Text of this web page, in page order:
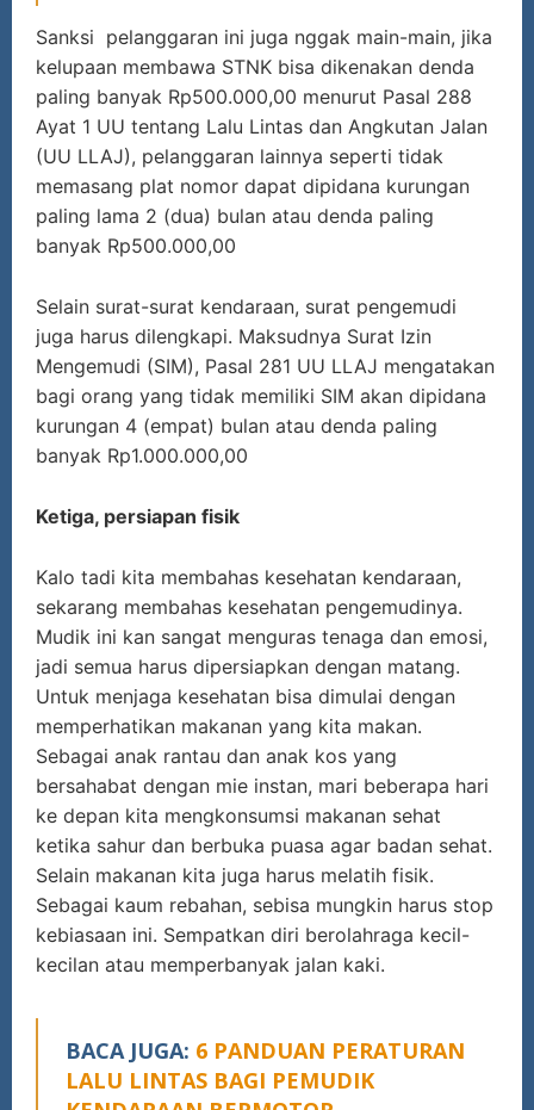
Sanksi pelanggaran ini juga nggak main-main, jika
kelupaan membawa STNK bisa dikenakan denda
paling banyak Rp500.000,00 menurut Pasal 288
Ayat 1 UU tentang Lalu Lintas dan Angkutan Jalan
(UU LLAJ), pelanggaran lainnya seperti tidak
memasang plat nomor dapat dipidana kurungan
paling lama 2 (dua) bulan atau denda paling
banyak Rp500.000,00
Selain surat-surat kendaraan, surat pengemudi
juga harus dilengkapi. Maksudnya Surat Izin
Mengemudi (SIM), Pasal 281 UU LLAJ mengatakan
bagi orang yang tidak memiliki SIM akan dipidana
kurungan 4 (empat) bulan atau denda paling
banyak Rp1.000.000,00
Ketiga, persiapan fisik
Kalo tadi kita membahas kesehatan kendaraan,
sekarang membahas kesehatan pengemudinya.
Mudik ini kan sangat menguras tenaga dan emosi,
jadi semua harus dipersiapkan dengan matang.
Untuk menjaga kesehatan bisa dimulai dengan
memperhatikan makanan yang kita makan.
Sebagai anak rantau dan anak kos yang
bersahabat dengan mie instan, mari beberapa hari
ke depan kita mengkonsumsi makanan sehat
ketika sahur dan berbuka puasa agar badan sehat.
Selain makanan kita juga harus melatih fisik.
Sebagai kaum rebahan, sebisa mungkin harus stop
kebiasaan ini. Sempatkan diri berolahraga kecil-
kecilan atau memperbanyak jalan kaki.
BACA JUGA: 6 PANDUAN PERATURAN
LALU LINTAS BAGI PEMUDIK